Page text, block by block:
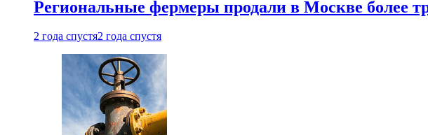
Региональные фермеры продали в Москве более
2 года спустя2 года спустя